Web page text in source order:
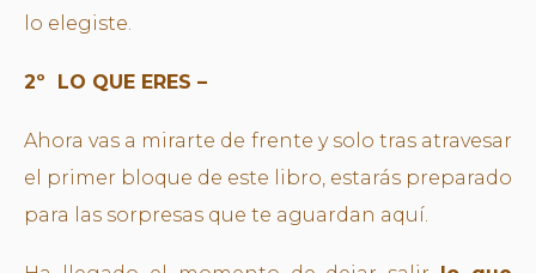
lo elegiste.
2º LO QUE ERES –
Ahora vas a mirarte de frente y solo tras atravesar
el primer bloque de este libro, estarás preparado
para las sorpresas que te aguardan aquí.